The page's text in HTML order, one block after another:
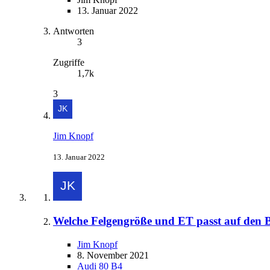
13. Januar 2022
Antworten
3
Zugriffe
1,7k
3
Jim Knopf
13. Januar 2022
Welche Felgengröße und ET passt auf den
Jim Knopf
8. November 2021
Audi 80 B4